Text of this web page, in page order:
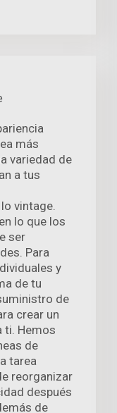
más
variedad de
a tus
vintage.
lo que los
ser
Para
y
de tu
de
crear un
ti. Hemos
de
tarea
reorganizar
después
de